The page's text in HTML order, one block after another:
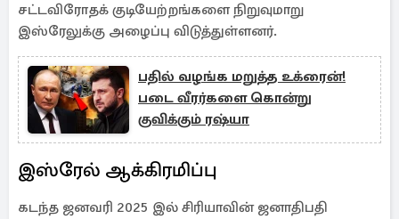
சட்டவிரோதக் குடியேற்றங்களை நிறுவுமாறு
இஸ்ரேலுக்கு அழைப்பு விடுத்துள்ளனர்.
பதில் வழங்க மறுத்த உக்ரைன்!
படை வீரர்களை கொன்று
குவிக்கும் ரஷ்யா
இஸ்ரேல் ஆக்கிரமிப்பு
கடந்த ஜனவரி 2025 இல் சிரியாவின் ஜனாதிபதி